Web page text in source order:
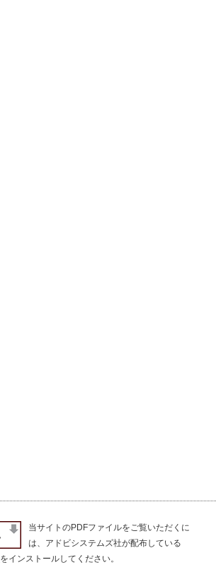
当サイトのPDFファイルをご覧いただくに
は、アドビシステムズ社が配布している
をインストールしてください。